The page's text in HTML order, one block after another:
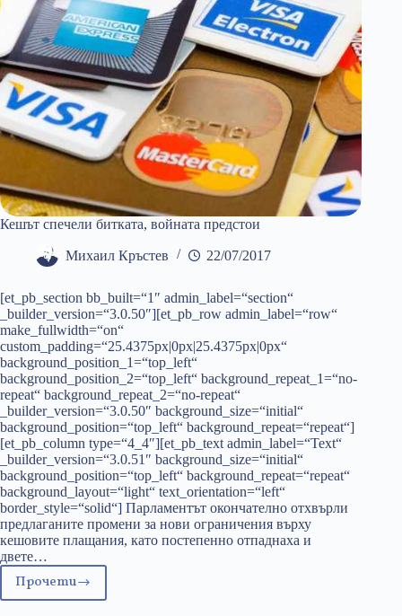
Кешът спечели битката, войната предстои
Михаил Кръстев 22/07/2017
[et_pb_section bb_built=“1″ admin_label=“section“
_builder_version=“3.0.50″][et_pb_row admin_label=“row“
make_fullwidth=“on“
custom_padding=“25.4375px|0px|25.4375px|0px“
background_position_1=“top_left“
background_position_2=“top_left“ background_repeat_1=“no-
repeat“ background_repeat_2=“no-repeat“
_builder_version=“3.0.50″ background_size=“initial“
background_position=“top_left“ background_repeat=“repeat“]
[et_pb_column type=“4_4″][et_pb_text admin_label=“Text“
_builder_version=“3.0.51″ background_size=“initial“
background_position=“top_left“ background_repeat=“repeat“
background_layout=“light“ text_orientation=“left“
border_style=“solid“] Парламентът окончателно отхвърли
предлаганите промени за нови ограничения върху
кешовите плащания, като постепенно отпаднаха и
двете…
Прочети
Кешът